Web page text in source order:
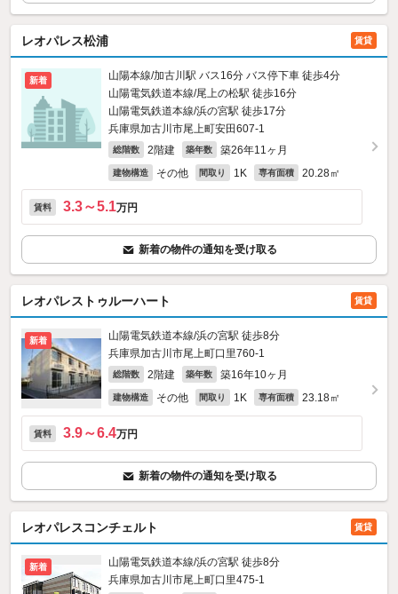
レオパレス松浦 賃貸
新着
山陽本線/加古川駅 バス16分 バス停下車 徒歩4分
山陽電気鉄道本線/尾上の松駅 徒歩16分
山陽電気鉄道本線/浜の宮駅 徒歩17分
兵庫県加古川市尾上町安田607‐1
総階数 2階建 築年数 築26年11ヶ月
建物構造 その他 間取り 1K 専有面積 20.28㎡
賃料 3.3～5.1万円
新着の物件の通知を受け取る
レオパレストゥルーハート 賃貸
新着
山陽電気鉄道本線/浜の宮駅 徒歩8分
兵庫県加古川市尾上町口里760‐1
総階数 2階建 築年数 築16年10ヶ月
建物構造 その他 間取り 1K 専有面積 23.18㎡
賃料 3.9～6.4万円
新着の物件の通知を受け取る
レオパレスコンチェルト 賃貸
新着
山陽電気鉄道本線/浜の宮駅 徒歩8分
兵庫県加古川市尾上町口里475‐1